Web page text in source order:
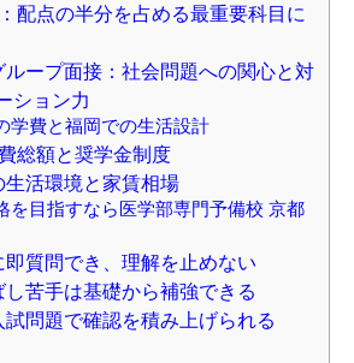
配点の半分を占める最重要科目に
ープ面接：社会問題への関心と対
ション力
学費と福岡での生活設計
総額と奨学金制度
生活環境と家賃相場
を目指すなら医学部専門予備校 京都
即質問でき、理解を止めない
苦手は基礎から補強できる
問題で確認を積み上げられる